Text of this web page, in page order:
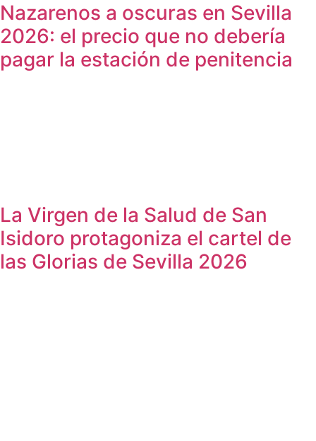
Nazarenos a oscuras en Sevilla
2026: el precio que no debería
pagar la estación de penitencia
La Virgen de la Salud de San
Isidoro protagoniza el cartel de
las Glorias de Sevilla 2026